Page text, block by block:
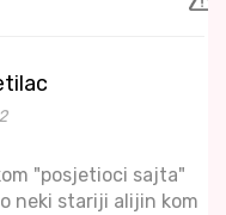
"posjetioci sajta"
neki stariji alijin kom